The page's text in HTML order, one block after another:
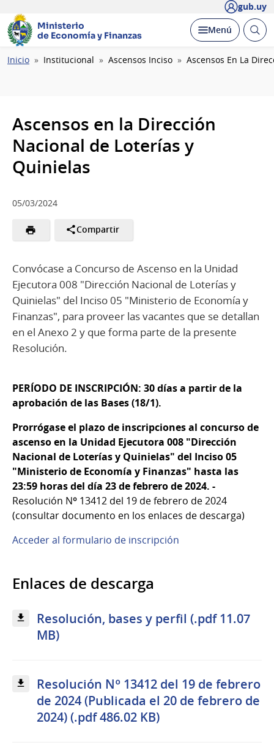
gub.uy
Ministerio
de Economía y Finanzas
Desplegar
Menú Abrir
Ruta
Inicio Institucional Ascensos Inciso Ascensos En La
Ascensos en la Dirección
Nacional de Loterías y
Quinielas
05/03/2024
Compartir
Convócase a Concurso de Ascenso en la Unidad
Ejecutora 008 "Dirección Nacional de Loterías y
Quinielas" del Inciso 05 "Ministerio de Economía y
Finanzas", para proveer las vacantes que se detallan
en el Anexo 2 y que forma parte de la presente
Resolución.
PERÍODO DE INSCRIPCIÓN: 30 días a partir de la
aprobación de las Bases (18/1).
Prorrógase el plazo de inscripciones al concurso de
ascenso en la Unidad Ejecutora 008 "Dirección
Nacional de Loterías y Quinielas" del Inciso 05
"Ministerio de Economía y Finanzas" hasta las
23:59 horas del día 23 de febrero de 2024. -
Resolución Nº 13412 del 19 de febrero de 2024
(consultar documento en los enlaces de descarga)
Acceder al formulario de inscripción
Enlaces de descarga
Resolución, bases y perfil (.pdf 11.07
MB)
Resolución Nº 13412 del 19 de febrero
de 2024 (Publicada el 20 de febrero de
2024) (.pdf 486.02 KB)